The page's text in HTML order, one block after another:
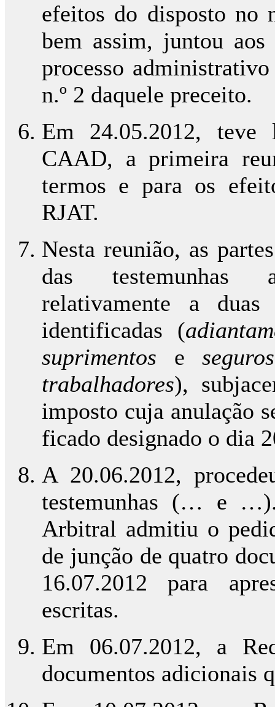
efeitos do disposto no
bem assim, juntou
processo
n.º 2 daquele preceito.
Em 24.05.2012, teve
CAAD, a primeira
termos e para os
RJAT.
Nesta reunião, as
das testemunhas
relativamente a
identificadas (
suprimentos e
trabalhadores),
imposto cuja anulação
ficado designado o dia
A 20.06.2012,
testemunhas (… e
Arbitral admitiu o
de junção de quatro
16.07.2012 para
escritas.
Em 06.07.2012, a
documentos adicionais